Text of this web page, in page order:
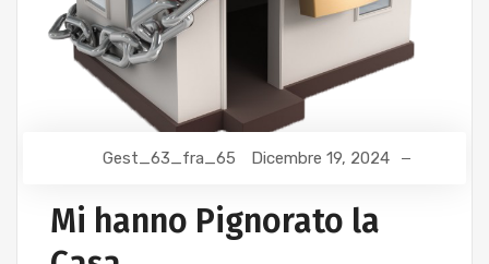
Gest_63_fra_65 Dicembre 19, 2024
Mi hanno Pignorato la